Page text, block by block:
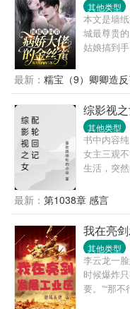
其他类型
本文是墙
城最尊贵
姑娘搞到
娘，本来
夜寒沉只
她偏执疯
不准离开！
最新： 糯宝（9）卿卿造反
综影视
其他类型
书中内容
女主三观
生活，突
身，你可
剧情肯定
剧情一致
么呢？所
不好，请
最新： 第1038章 感言
我在亮
其他类型
李云龙一
时候爆炸
要。”“那